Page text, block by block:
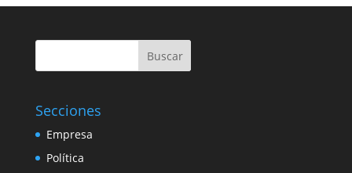
Buscar
Secciones
Empresa
Política